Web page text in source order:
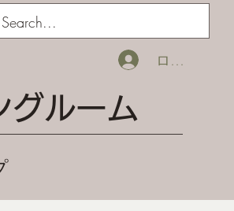
ログイン
ルーム